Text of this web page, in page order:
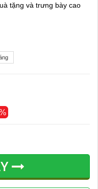
tặng và trưng bày cao